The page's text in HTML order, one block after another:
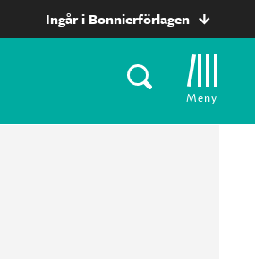
Ingår i Bonnierförlagen
Meny